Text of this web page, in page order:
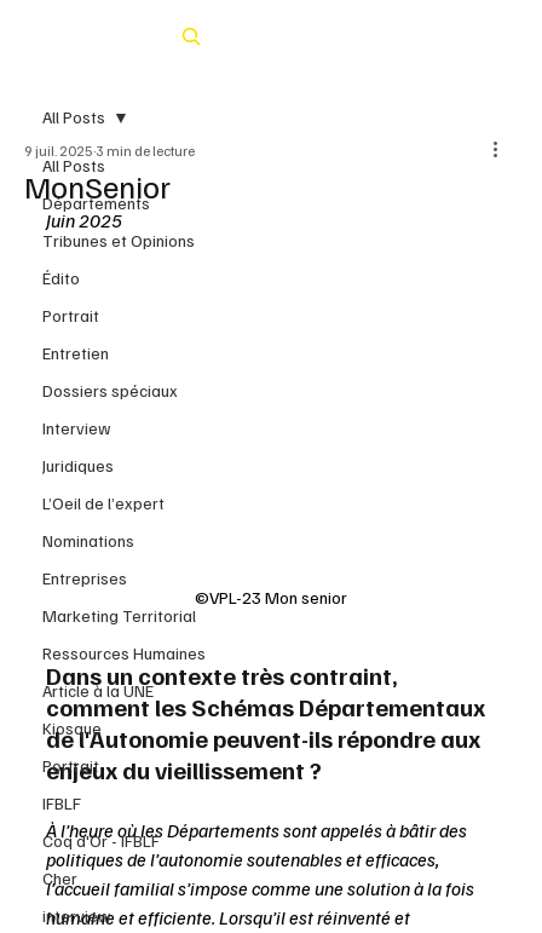
All Posts
Départements
Tribunes et Opinions
Édito
Portrait
Entretien
Dossiers spéciaux
Interview
Juridiques
L’Oeil de l’expert
Nominations
Entreprises
Marketing Territorial
Ressources Humaines
Article à la UNE
Kiosque
Portrait
IFBLF
Coq d'Or - IFBLF
Cher
interview
All Posts
MonSenior
9 juil. 2025 3 min de lecture
Juin 2025
©VPL-23 Mon senior
Dans un contexte très contraint,
comment les Schémas Départementaux
de l'Autonomie peuvent-ils répondre aux
enjeux du vieillissement ?
À l’heure où les Départements sont appelés à bâtir des
politiques de l’autonomie soutenables et efficaces,
l’accueil familial s’impose comme une solution à la fois
humaine et efficiente. Lorsqu’il est réinventé et